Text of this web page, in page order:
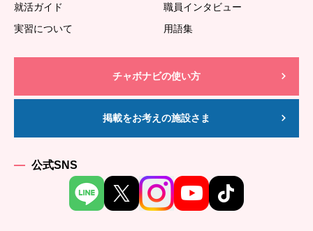
就活ガイド
職員インタビュー
実習について
用語集
チャボナビの使い方
掲載をお考えの施設さま
公式SNS